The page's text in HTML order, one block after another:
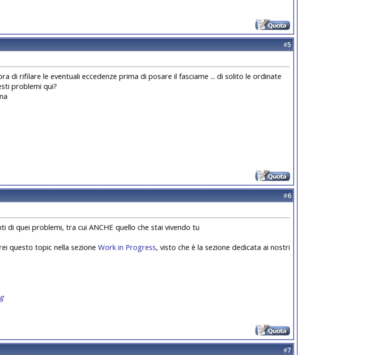
#5
di rifilare le eventuali eccedenze prima di posare il fasciame ... di solito le ordinate
problemi qui?
#6
di quei problemi, tra cui ANCHE quello che stai vivendo tu
questo topic nella sezione Work in Progress, visto che è la sezione dedicata ai nostri
#7